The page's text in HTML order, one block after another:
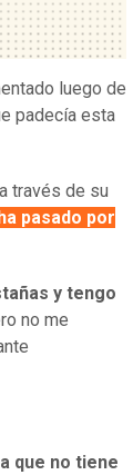
luego de
padecía esta
través de su
pasado por
y tengo
no me
que no tiene